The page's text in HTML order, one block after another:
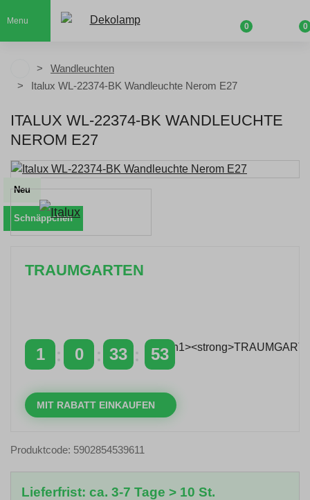
Menu
0 0
Wandleuchten
Italux WL-22374-BK Wandleuchte Nerom E27
ITALUX WL-22374-BK WANDLEUCHTE
NEROM E27
Neu
Schnäppchen
TRAUMGARTEN
1 0 33 52
MIT RABATT EINKAUFEN
Produktcode: 5902854539611
Lieferfrist: ca. 3-7 Tage > 10 St.